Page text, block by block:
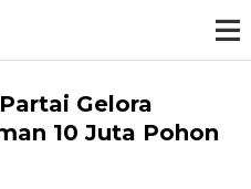
e
Gelora
10 Juta Pohon